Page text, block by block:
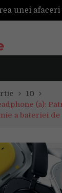
10
(a):
a bateriei